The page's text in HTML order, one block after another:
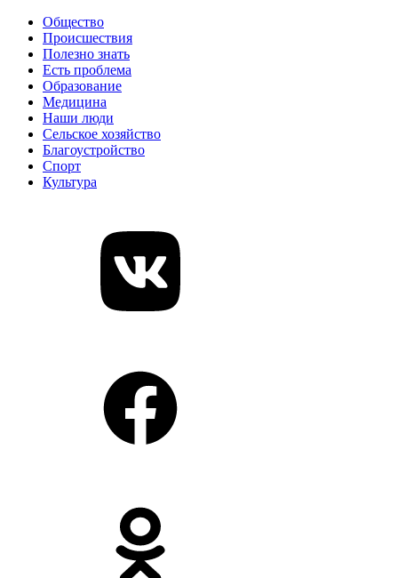
Общество
Происшествия
Полезно знать
Есть проблема
Образование
Медицина
Наши люди
Сельское хозяйство
Благоустройство
Спорт
Культура